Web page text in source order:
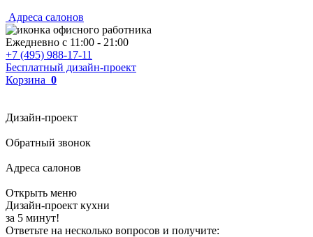
Адреса салонов
Ежедневно с 11:00 - 21:00
+7 (495) 988-17-11
Бесплатный дизайн-проект
Корзина 0
Дизайн-проект
Обратный звонок
Адреса салонов
Открыть меню
Дизайн-проект кухни
за 5 минут!
Ответьте на несколько вопросов и получите: